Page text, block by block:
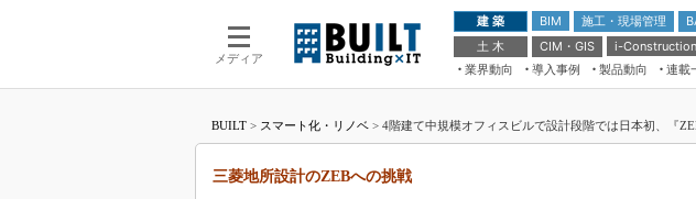
メディア
建 築 BIM 施工・現場管理
土 木
CIM・GIS i-
業界動向
導入事例 製品動向 連載
ドローンがもたらす建設業界の“
ムチェンジ” Ver.2.0第8回 国際 建設・
BUILT > スマート化・リノベ > 4階建て中規模オフィスビルで設計段階では日本初、『
三菱地所設計のZEBへの挑戦